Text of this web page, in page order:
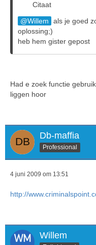
Citaat
Willem
als je goed
oplossing;)
heb hem gister gepost
Had e zoek functie
liggen hoor
Db-maffia
Professional
4 juni 2009 om 13:51
http://
Willem